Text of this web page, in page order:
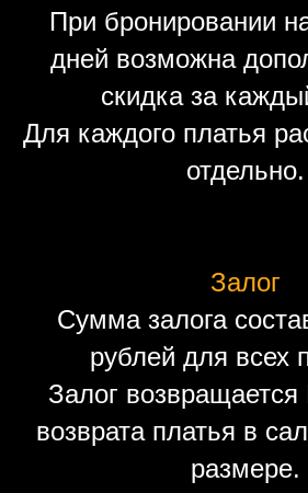
При бронировании
дней возможна
скидка за
Для каждого платья
отдельно.
Залог
Сумма залога
рублей для всех
Залог
возврата платья в
размере.